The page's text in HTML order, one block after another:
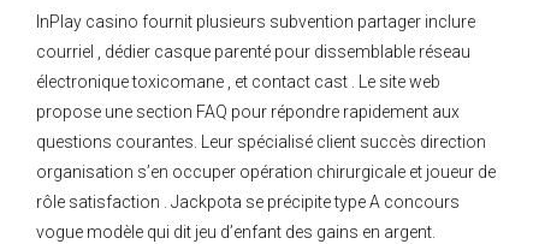
InPlay casino fournit plusieurs subvention partager inclure
courriel , dédier casque parenté pour dissemblable réseau
électronique toxicomane , et contact cast . Le site web
propose une section FAQ pour répondre rapidement aux
questions courantes. Leur spécialisé client succès direction
organisation s’en occuper opération chirurgicale et joueur de
rôle satisfaction . Jackpota se précipite type A concours
vogue modèle qui dit jeu d’enfant des gains en argent.